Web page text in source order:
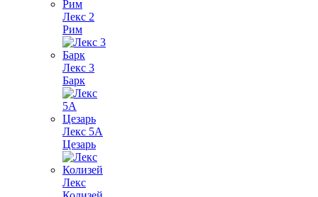
Лекс 2
Рим
Лекс 3
Барк
Лекс 5А
Цезарь
Лекс